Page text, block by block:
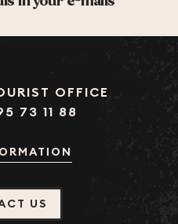
OFFICE
73 11 88
US